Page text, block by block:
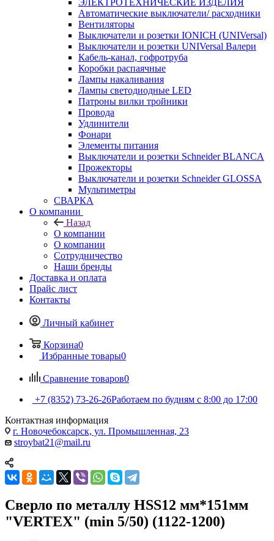
ЭЛЕКТРОТЕХНИЧЕСКИЕ ИЗДЕЛИЯ
Автоматические выключатели/ расходники
Вентиляторы
Выключатели и розетки IONICH (UNIVersal)
Выключатели и розетки UNIVersal Валери
Кабель-канал, гофротруба
Коробки распаячные
Лампы накаливания
Лампы светодиодные LED
Патроны вилки тройники
Провода
Удлинители
Фонари
Элементы питания
Выключатели и розетки Schneider BLANCA
Прожекторы
Выключатели и розетки Schneider GLOSSA
Мультиметры
СВАРКА
О компании
Назад
О компании
О компании
Сотрудничество
Наши бренды
Доставка и оплата
Прайс лист
Контакты
Личный кабинет
Корзина0
Избранные товары0
Сравнение товаров0
+7 (8352) 73-26-26Работаем по будням с 8:00 до 17:00
Контактная информация
г. Новочебоксарск, ул. Промышленная, 23
stroybat21@mail.ru
Сверло по металлу HSS12 мм*151мм
"VERTEX" (min 5/50) (1122-1200)